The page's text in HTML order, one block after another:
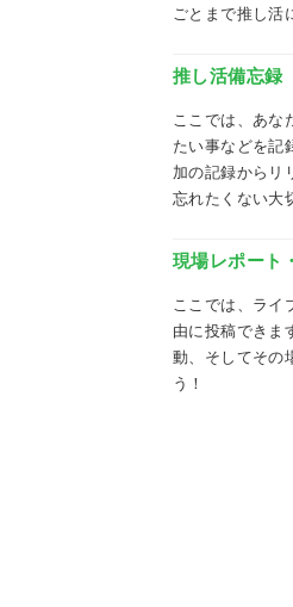
ごとまで推し活
推し活備忘録
ここでは、あな
たい事などを記
加の記録からリ
忘れたくない大
現場レポート
ここでは、ライ
由に投稿できま
動、そしてその
う！